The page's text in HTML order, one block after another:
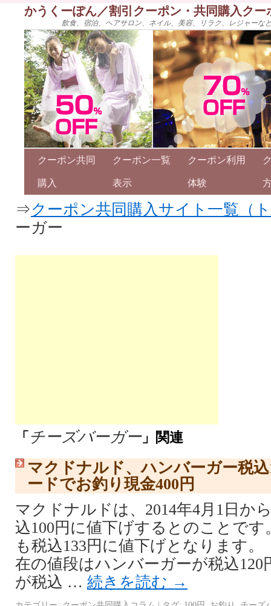
かうくーぽん／割引クーポン・共同購入ク
飲食、宿泊、ヘアサロン、ネイル、美容、リラク、レジャー
クーポン共同
購入
クーポン一覧
表示
クーポン利用
体験
⇒クーポン共同購入サイト一覧（
ーガー
「 チーズバーガー」関連
マクドナルド、ハンバーガー税
ードでお釣り現金400円
マクドナルドは、2014年4月1日か
込100円に値下げするとのことで
も税込133円に値下げとなります。
在の値段はハンバーガーが税込120
が税込 … 続きを読む →